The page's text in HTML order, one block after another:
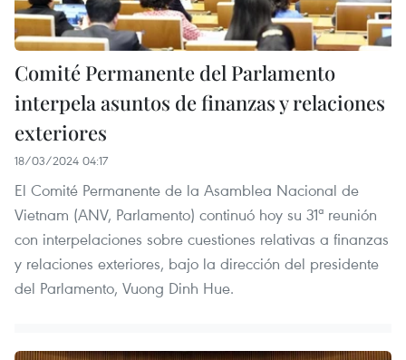
Comité Permanente del Parlamento
interpela asuntos de finanzas y relaciones
exteriores
18/03/2024 04:17
El Comité Permanente de la Asamblea Nacional de
Vietnam (ANV, Parlamento) continuó hoy su 31ª reunión
con interpelaciones sobre cuestiones relativas a finanzas
y relaciones exteriores, bajo la dirección del presidente
del Parlamento, Vuong Dinh Hue.